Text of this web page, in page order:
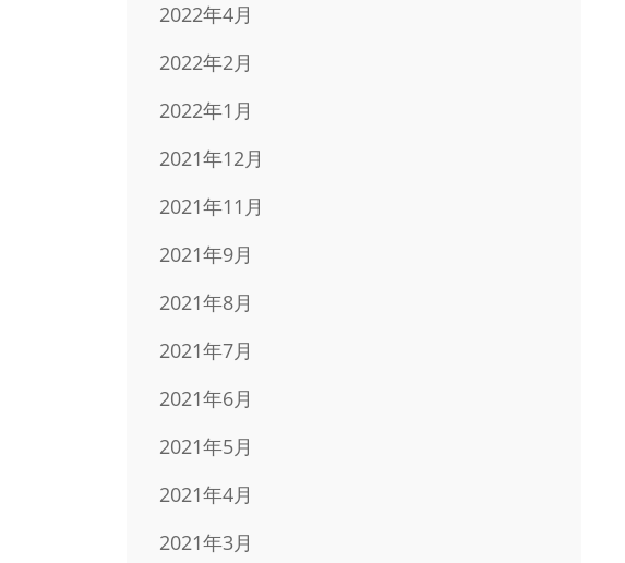
2022年4月
2022年2月
2022年1月
2021年12月
2021年11月
2021年9月
2021年8月
2021年7月
2021年6月
2021年5月
2021年4月
2021年3月